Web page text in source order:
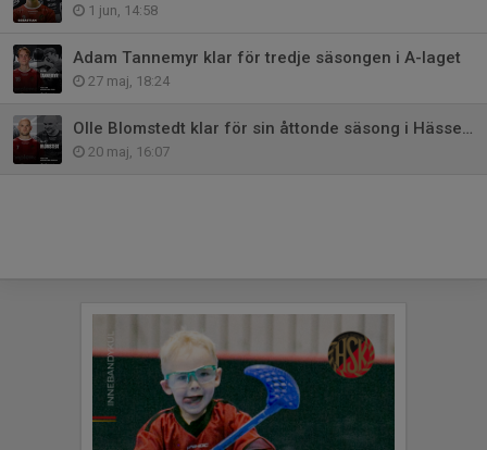
1 jun, 14:58
Adam Tannemyr klar för tredje säsongen i A-laget
27 maj, 18:24
Olle Blomstedt klar för sin åttonde säsong i Hässelby Hawks
20 maj, 16:07